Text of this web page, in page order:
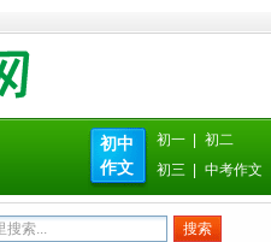
初中
作文
初一
初二
初三
中考作文